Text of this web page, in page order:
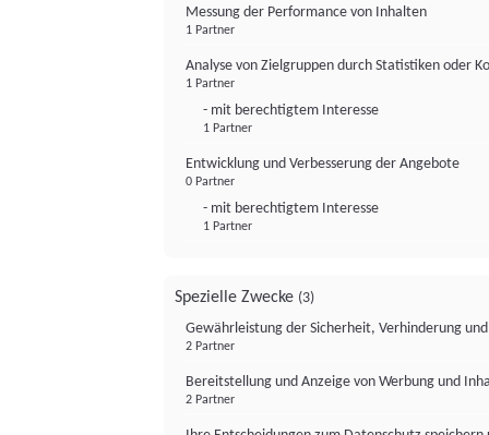
Messung der Performance von Inhalten
1 Partner
Analyse von Zielgruppen durch Statistiken oder
1 Partner
- mit berechtigtem Interesse
1 Partner
Entwicklung und Verbesserung der Angebote
0 Partner
- mit berechtigtem Interesse
1 Partner
Spezielle Zwecke (3)
Gewährleistung der Sicherheit, Verhinderung
2 Partner
Bereitstellung und Anzeige von Werbung und
2 Partner